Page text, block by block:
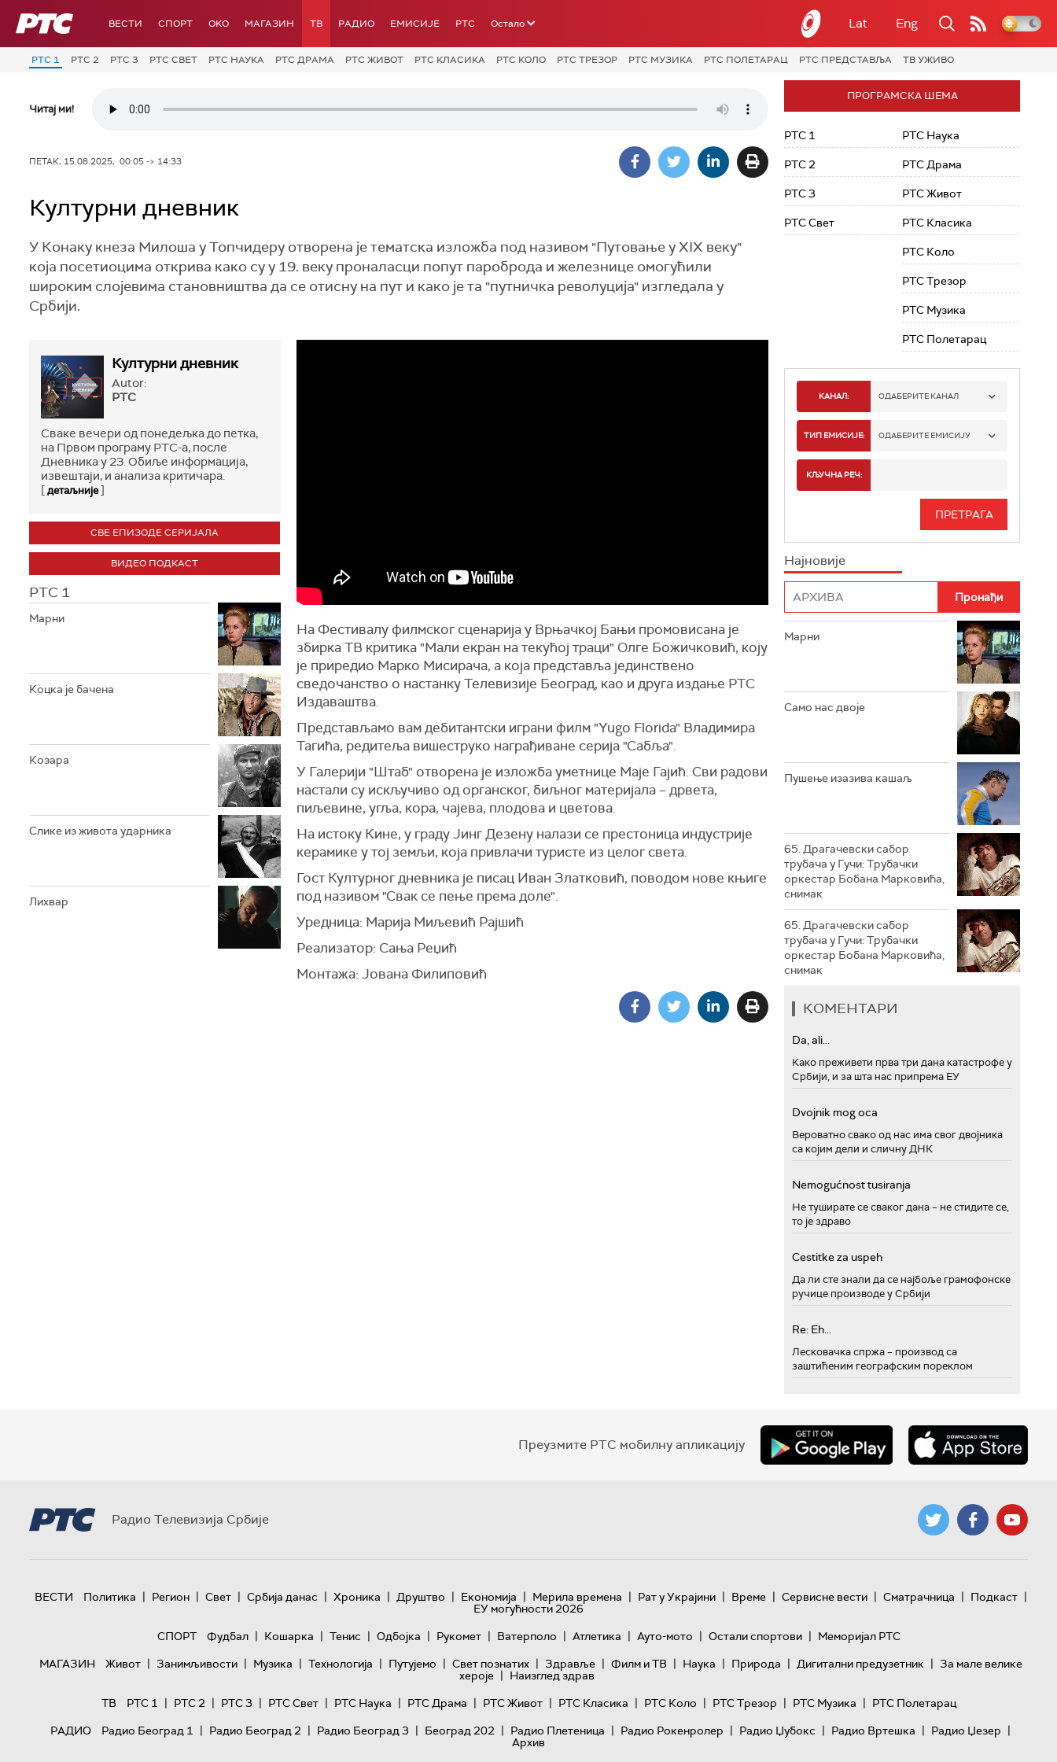
РТС ВЕСТИ СПОРТ OKO МАГАЗИН ТВ РАДИО ЕМИСИЈЕ РТС Остало Lat Eng
РТС 1 РТС 2 РТС 3 РТС СВЕТ РТС НАУКА РТС ДРАМА РТС ЖИВОТ РТС КЛАСИКА РТС КОЛО РТС ТРЕЗОР РТС МУЗИКА РТС ПОЛЕТАРАЦ РТС ПРЕДСТАВЉА ТВ УЖИВО
Читај ми!
ПЕТАК, 15.08.2025, 00:05 -> 14:33
Културни дневник
У Конаку кнеза Милоша у Топчидеру отворена је тематска изложба под називом "Путовање у XIX веку"
која посетиоцима открива како су у 19. веку проналасци попут пароброда и железнице омогућили
широким слојевима становништва да се отисну на пут и како је та "путничка револуција" изгледала у
Србији.
Културни дневник
Autor:
РТС
Сваке вечери од понедељка до петка,
на Првом програму РТС-а, после
Дневника у 23. Обиље информација,
извештаји, и анализа критичара.
[детаљније]
СВЕ ЕПИЗОДЕ СЕРИЈАЛА
ВИДЕО ПОДКАСТ
РТС 1
Марни
Коцка је бачена
Козара
Слике из живота ударника
Лихвар
На Фестивалу филмског сценарија у Врњачкој Бањи промовисана је
збирка ТВ критика "Мали екран на текућој траци" Олге Божичковић, коју
је приредио Марко Мисирача, а која представља јединствено
сведочанство о настанку Телевизије Београд, као и друга издање РТС
Издаваштва.
Представљамо вам дебитантски играни филм "Yugo Florida" Владимира
Тагића, редитеља вишеструко награђиване серија "Сабља".
У Галерији "Штаб" отворена је изложба уметнице Маје Гајић. Сви радови
настали су искључиво од органског, биљног материјала – дрвета,
пиљевине, угља, кора, чајева, плодова и цветова.
На истоку Кине, у граду Јинг Дезену налази се престоница индустрије
керамике у тој земљи, која привлачи туристе из целог света.
Гост Културног дневника је писац Иван Златковић, поводом нове књиге
под називом "Свак се пење према доле".
Уредница: Марија Миљевић Рајшић
Реализатор: Сања Реџић
Монтажа: Јована Филиповић
ПРОГРАМСКА ШЕМА
РТС 1
РТС 2
РТС 3
РТС Свет
РТС Наука
РТС Драма
РТС Живот
РТС Класика
РТС Коло
РТС Трезор
РТС Музика
РТС Полетарац
КАНАЛ: ОДАБЕРИТЕ КАНАЛ
РТС 1
РТС 3
РТС КЛАСИКА
РТС ТРЕЗОР
РТС ПОЛЕТАРАЦ
ТИП ЕМИСИЈЕ: ОДАБЕРИТЕ ЕМИСИЈУ
КЉУЧНА РЕЧ:
Најновије
Марни
Само нас двоје
Пушење изазива кашаљ
65. Драгачевски сабор
трубача у Гучи: Трубачки
оркестар Бобана Марковића,
снимак
65. Драгачевски сабор
трубача у Гучи: Трубачки
оркестар Бобана Марковића,
снимак
КОМЕНТАРИ
Da, ali...
Како преживети прва три дана катастрофе у
Србији, и за шта нас припрема ЕУ
Dvojnik mog oca
Вероватно свако од нас има свог двојника
са којим дели и сличну ДНК
Nemogućnost tusiranja
Не туширате се сваког дана – не стидите се,
то је здраво
Cestitke za uspeh
Да ли сте знали да се најбоље грамофонске
ручице производе у Србији
Re: Eh...
Лесковачка спржа – производ са
заштићеним географским пореклом
Преузмите РТС мобилну апликацију
Радио Телевизија Србије
ВЕСТИ Политика | Регион | Свет | Србија данас | Хроника | Друштво | Економија | Мерила времена | Рат у Украјини | Време | Сервисне вести | Сматрачница | Подкаст |
ЕУ могућности 2026
СПОРТ
Фудбал | Кошарка | Тенис | Одбојка | Рукомет | Ватерполо | Атлетика | Ауто-мото | Остали спортови | Меморијал РТС
МАГАЗИН
Живот | Занимљивости | Музика | Технологијa | Путујемо | Свет познатих | Здравље | Филм и ТВ | Наука | Природа | Дигитални предузетник | За мале велике
хероје | Наизглед здрав
ТВ
РТС 1 | РТС 2 | РТС 3 | РТС Свет | РТС Наука | РТС Драма | РТС Живот | РТС Класика | РТС Коло | РТС Трезор | РТС Музика | РТС Полетарац
РАДИО
Радио Београд 1 | Радио Београд 2 | Радио Београд 3 | Београд 202 | Радио Плетеница | Радио Рокенролер | Радио Џубокс | Радио Вртешка | Радио Џезер |
Архив